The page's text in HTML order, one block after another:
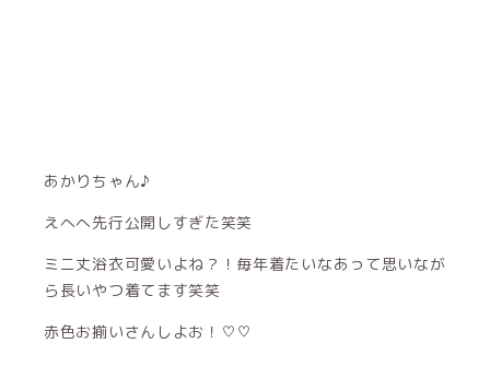
あかりちゃん♪
えへへ先行公開しすぎた笑笑
ミニ丈浴衣可愛いよね？！毎年着たいなあって思いなが
ら長いやつ着てます笑笑
赤色お揃いさんしよお！♡♡